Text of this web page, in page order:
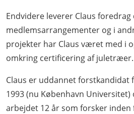
Endvidere leverer Claus
medlemsarrangementer og i
projekter har Claus været med i
omkring certificering af juletræer.
Claus er uddannet forstkandidat
1993 (nu København
arbejdet 12 år som forsker inden